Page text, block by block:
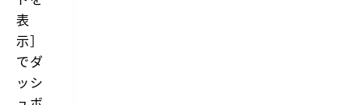
表
示］
でダ
ッシ